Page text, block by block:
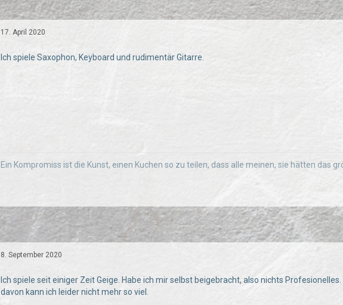
17. April 2020
Ich spiele Saxophon, Keyboard und rudimentär Gitarre.
Ein Kompromiss ist die Kunst, einen Kuchen so zu teilen, dass alle meinen, sie hätten das
8. September 2020
Ich spiele seit einiger Zeit Geige. Habe ich mir selbst beigebracht, also nichts
davon kann ich leider nicht mehr so viel.